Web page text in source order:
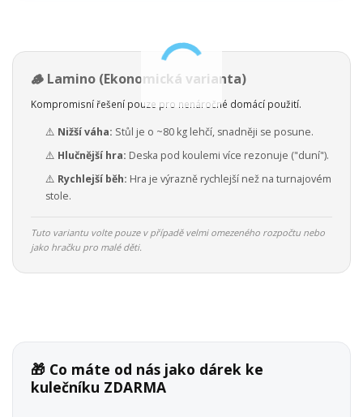
🪵 Lamino (Ekonomická varianta)
Kompromisní řešení pouze pro nenáročné domácí použití.
⚠️ Nižší váha: Stůl je o ~80 kg lehčí, snadněji se posune.
⚠️ Hlučnější hra: Deska pod koulemi více rezonuje ("duní").
⚠️ Rychlejší běh: Hra je výrazně rychlejší než na turnajovém
stole.
Tuto variantu volte pouze v případě velmi omezeného rozpočtu nebo
jako hračku pro malé děti.
🎁 Co máte od nás jako dárek ke
kulečníku ZDARMA